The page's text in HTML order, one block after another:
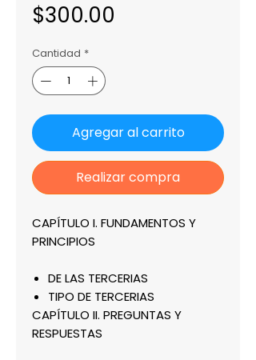
$300.00
Cantidad *
Agregar al carrito
Realizar compra
CAPÍTULO I. FUNDAMENTOS Y
PRINCIPIOS
DE LAS TERCERIAS
TIPO DE TERCERIAS
CAPÍTULO II. PREGUNTAS Y
RESPUESTAS